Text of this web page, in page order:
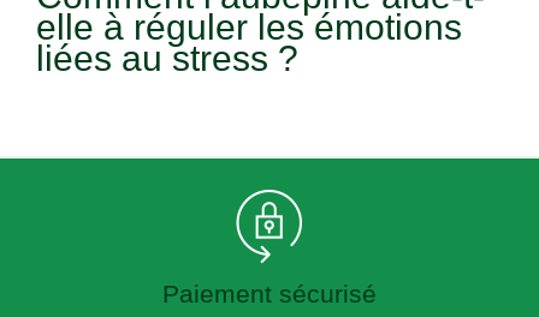
elle à réguler les émotions
liées au stress ?
Paiement sécurisé